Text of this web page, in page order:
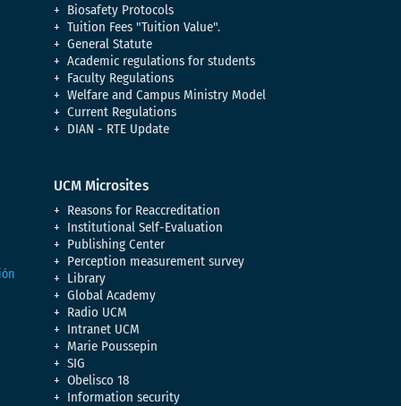
Biosafety Protocols
Tuition Fees "Tuition Value".
General Statute
Academic regulations for students
Faculty Regulations
Welfare and Campus Ministry Model
Current Regulations
DIAN - RTE Update
UCM Microsites
Reasons for Reaccreditation
Institutional Self-Evaluation
Publishing Center
Perception measurement survey
Library
Global Academy
Radio UCM
Intranet UCM
Marie Poussepin
SIG
Obelisco 18
Information security